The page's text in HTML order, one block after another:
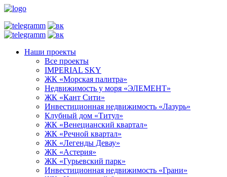
Наши проекты
Все проекты
IMPERIAL SKY
ЖК «Морская палитра»
Недвижимость у моря «ЭЛЕМЕНТ»
ЖК «Кант Сити»
Инвестиционная недвижимость «Лазурь»
Клубный дом «Титул»
ЖК «Венецианский квартал»
ЖК «Речной квартал»
ЖК «Легенды Девау»
ЖК «Астерия»
ЖК «Гурьевский парк»
Инвестиционная недвижимость «Грани»